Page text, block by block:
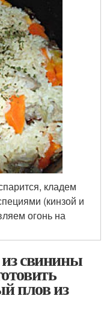
кладем
(кинзой и
огонь на
из свинины
плов из